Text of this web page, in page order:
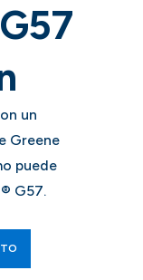
un
Greene
puede
G57.